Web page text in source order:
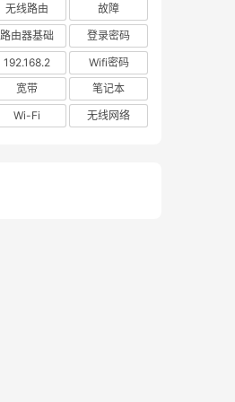
无线路由
故障
路由器基础
登录密码
192.168.2
Wifi密码
宽带
笔记本
Wi-Fi 无线网络